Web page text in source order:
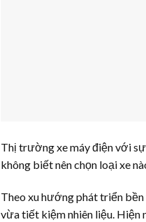
Thị trường xe máy điện với
không biết nên chọn loại xe
Theo xu hướng phát triển
vừa tiết kiệm nhiên liệu. Hiện